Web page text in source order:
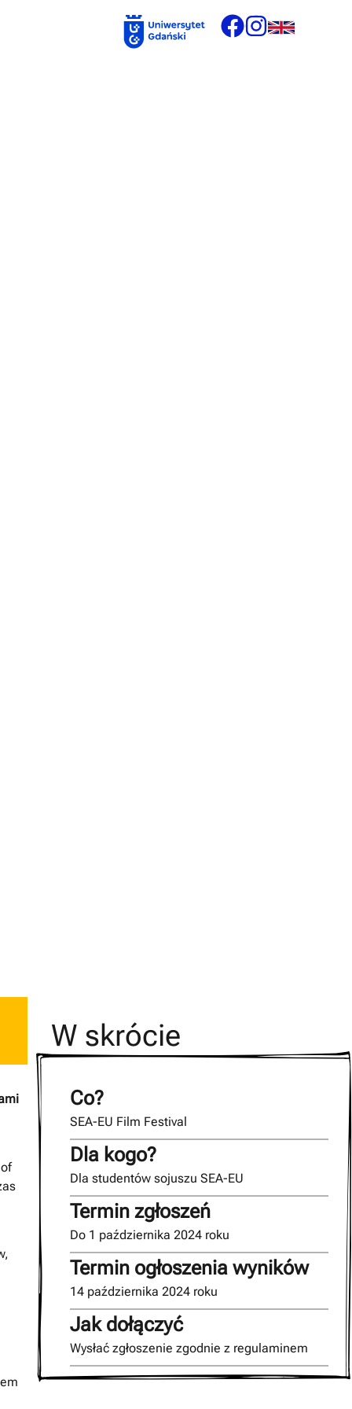
W skrócie
Co?
SEA-EU Film Festival
Dla kogo?
Dla studentów sojuszu SEA-EU
Termin zgłoszeń
Do 1 października 2024 roku
Termin ogłoszenia wyników
14 października 2024 roku
Jak dołączyć
Wysłać zgłoszenie zgodnie z regulaminem